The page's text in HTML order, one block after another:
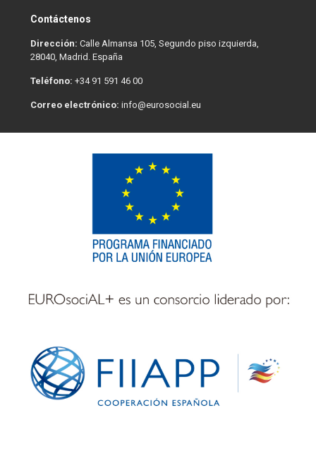
Contáctenos
Dirección: Calle Almansa 105, Segundo piso izquierda,
28040, Madrid. España
Teléfono: +34 91 591 46 00
Correo electrónico: info@eurosocial.eu